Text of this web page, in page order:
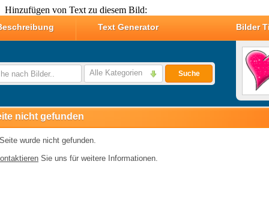
Hinzufügen von Text zu diesem Bild: